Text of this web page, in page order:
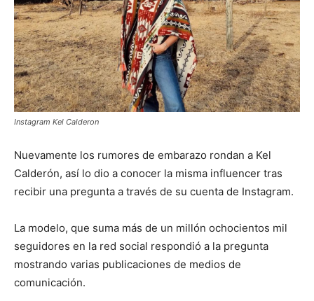
Instagram Kel Calderon
Nuevamente los rumores de embarazo rondan a Kel
Calderón, así lo dio a conocer la misma influencer tras
recibir una pregunta a través de su cuenta de Instagram.
La modelo, que suma más de un millón ochocientos mil
seguidores en la red social respondió a la pregunta
mostrando varias publicaciones de medios de
comunicación.